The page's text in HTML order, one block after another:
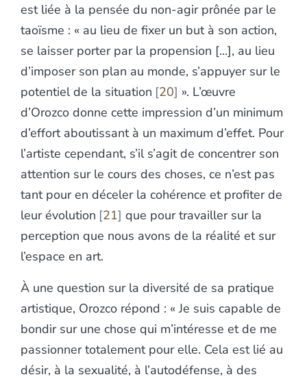
est liée à la pensée du non-agir prônée par le
taoïsme : « au lieu de fixer un but à son action,
se laisser porter par la propension [...], au lieu
d’imposer son plan au monde, s’appuyer sur le
potentiel de la situation 20 ». L’œuvre
d’Orozco donne cette impression d’un minimum
d’effort aboutissant à un maximum d’effet. Pour
l’artiste cependant, s’il s’agit de concentrer son
attention sur le cours des choses, ce n’est pas
tant pour en déceler la cohérence et profiter de
leur évolution 21 que pour travailler sur la
perception que nous avons de la réalité et sur
l’espace en art.
À une question sur la diversité de sa pratique
artistique, Orozco répond : « Je suis capable de
bondir sur une chose qui m’intéresse et de me
passionner totalement pour elle. Cela est lié au
désir, à la sexualité, à l’autodéfense, à des